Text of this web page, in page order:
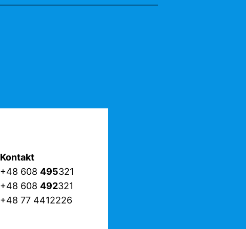
Kontakt
+48 608 495321
+48 608 492321
+48 77 4412226